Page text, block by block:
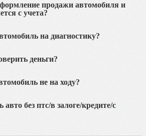
продажи автомобиля и
с учета?
на диагностику?
деньги?
не на ходу?
без птс/в залоге/кредите/с